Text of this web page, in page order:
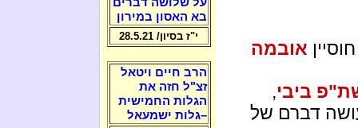
אובמה
ביבי,
דברם של
בא האסון במירון
י"ז בסיון/ 28.5.21
הרב חיים ויטאל
זצ"ל חזה את
הגלות החמישית
–גלות ישמעאל